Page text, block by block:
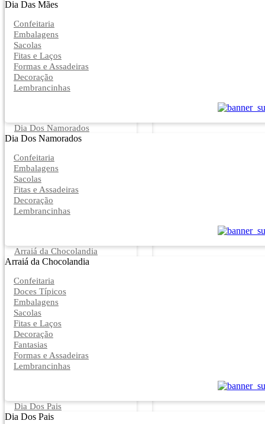
Dia Das Mães
Confeitaria
Embalagens
Sacolas
Fitas e Laços
Formas e Assadeiras
Decoração
Lembrancinhas
Dia Dos Namorados
Dia Dos Namorados
Confeitaria
Embalagens
Sacolas
Fitas e Assadeiras
Decoração
Lembrancinhas
Arraiá da Chocolandia
Arraiá da Chocolandia
Confeitaria
Doces Típicos
Embalagens
Sacolas
Fitas e Laços
Decoração
Fantasias
Formas e Assadeiras
Lembrancinhas
Dia Dos Pais
Dia Dos Pais